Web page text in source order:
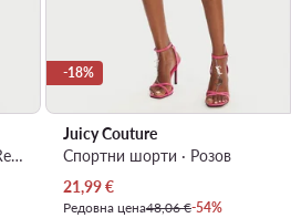
Долнище анцуг · Розов · Regular Fit
-18%
Juicy Couture
Спортни шорти · Розов
Актуална цена
21,99€
Редовна цена48,06 €-54%